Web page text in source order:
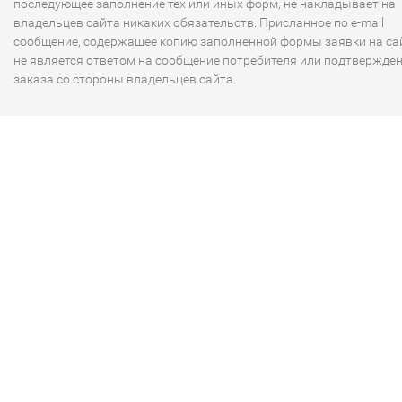
последующее заполнение тех или иных форм, не накладывает на
владельцев сайта никаких обязательств. Присланное по e-mail
сообщение, содержащее копию заполненной формы заявки на
не является ответом на сообщение потребителя или
заказа со стороны владельцев сайта.